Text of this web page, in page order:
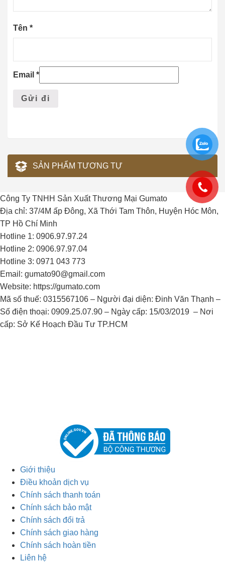
Tên *
Email *
SẢN PHẨM TƯƠNG TỰ
Công Ty TNHH Sản Xuất Thương Mại Gumato
Địa chỉ: 37/4M ấp Đông, Xã Thới Tam Thôn, Huyện Hóc Môn,
TP Hồ Chí Minh
Hotline 1: 0906.97.97.24
Hotline 2: 0906.97.97.04
Hotline 3: 0971 043 773
Email: gumato90@gmail.com
Website: https://gumato.com
Mã số thuế: 0315567106 – Người đại diện: Đinh Văn Thạnh –
Số điện thoại: 0909.25.07.90 – Ngày cấp: 15/03/2019 – Nơi
cấp: Sở Kế Hoạch Đầu Tư TP.HCM
Giới thiệu
Điều khoản dịch vụ
Chính sách thanh toán
Chính sách bảo mật
Chính sách đổi trả
Chính sách giao hàng
Chính sách hoàn tiền
Liên hệ